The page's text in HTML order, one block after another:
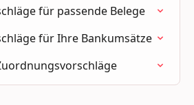
für passende Belege
für Ihre Bankumsätze